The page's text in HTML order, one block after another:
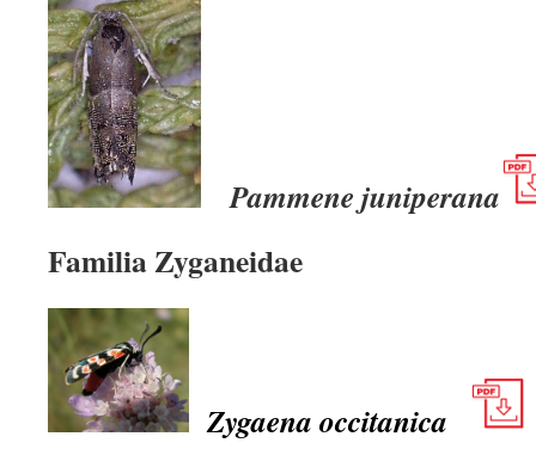
Pammene juniperana
Familia Zyganeidae
Zygaena occitanica